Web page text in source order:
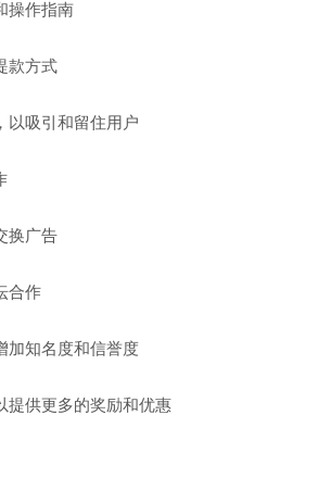
操作指南
款方式
以吸引和留住用户
换广告
合作
加知名度和信誉度
提供更多的奖励和优惠